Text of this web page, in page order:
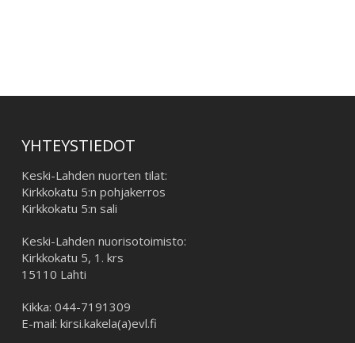
YHTEYSTIEDOT
Keski-Lahden nuorten tilat:
Kirkkokatu 5:n pohjakerros
Kirkkokatu 5:n sali
Keski-Lahden nuorisotoimisto:
Kirkkokatu 5, 1. krs
15110 Lahti
Kikka: 044-7191309
E-mail: kirsi.kakela(a)evl.fi